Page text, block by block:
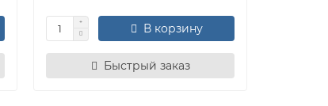
В корзину
Быстрый заказ